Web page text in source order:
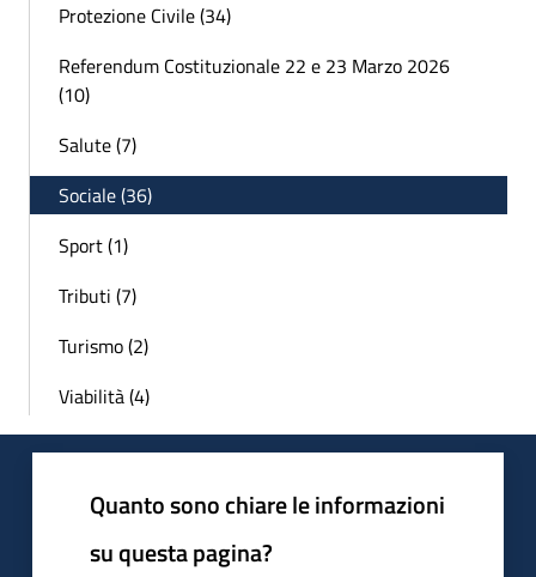
Protezione Civile (34)
Referendum Costituzionale 22 e 23 Marzo 2026
(10)
Salute (7)
Sociale (36)
Sport (1)
Tributi (7)
Turismo (2)
Viabilità (4)
Quanto sono chiare le informazioni
su questa pagina?